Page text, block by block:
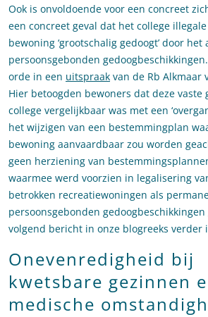
Ook is onvoldoende voor een concreet
een concreet geval dat het college
bewoning ‘grootschalig gedoogt’ door het
persoonsgebonden
orde in een uitspraak van de Rb Alkmaar
Hier betoogden bewoners dat deze vaste
college vergelijkbaar was met een
het wijzigen van een bestemmingplan
bewoning aanvaardbaar zou worden
geen herziening van
waarmee werd voorzien in legalisering
betrokken recreatiewoningen als
persoonsgebonden
volgend bericht in onze blogreeks verder
Onevenredigheid bij
kwetsbare gezinnen
medische